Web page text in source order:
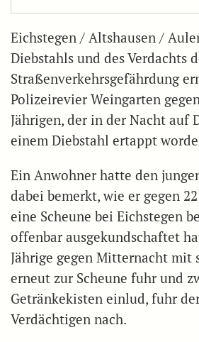
Eichstegen / Altshausen /
Diebstahls und des Verdachts
Straßenverkehrsgefährdung
Polizeirevier Weingarten
Jährigen, der in der Nacht auf
einem Diebstahl ertappt
Ein Anwohner hatte den
dabei bemerkt, wie er gegen
eine Scheune bei Eichstegen
offenbar ausgekundschaftet
Jährige gegen Mitternacht mit
erneut zur Scheune fuhr und
Getränkekisten einlud, fuhr
Verdächtigen nach.